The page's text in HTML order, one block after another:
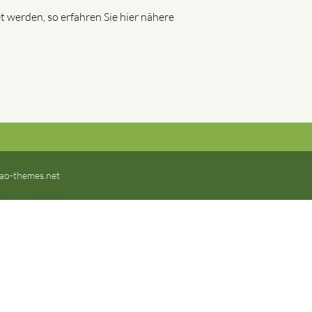
so erfahren Sie hier nähere
themes.net